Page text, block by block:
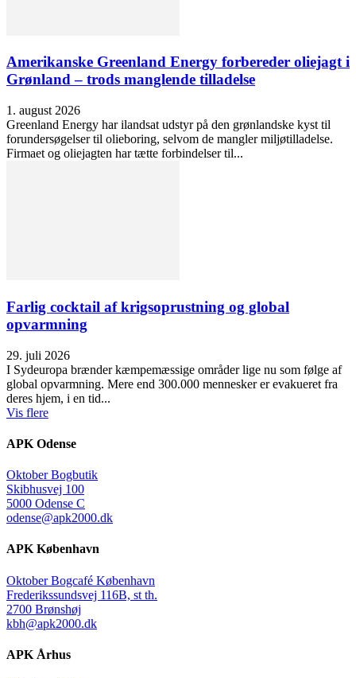
Amerikanske Greenland Energy forbereder oliejagt i
Grønland – trods manglende tilladelse
1. august 2026
Greenland Energy har ilandsat udstyr på den grønlandske kyst til
forundersøgelser til olieboring, selvom de mangler miljøtilladelse.
Firmaet og oliejagten har tætte forbindelser til...
Farlig cocktail af krigsoprustning og global
opvarmning
29. juli 2026
I Sydeuropa brænder kæmpemæssige områder lige nu som følge af
global opvarmning. Mere end 300.000 mennesker er evakueret fra
deres hjem, i en tid...
Vis flere
APK Odense
Oktober Bogbutik
Skibhusvej 100
5000 Odense C
odense@apk2000.dk
APK København
Oktober Bogcafé København
Frederikssundsvej 116B, st th.
2700 Brønshøj
kbh@apk2000.dk
APK Århus